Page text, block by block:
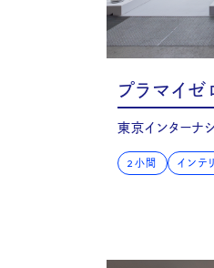
プラマイ
東京インターナ
2小間 インテ